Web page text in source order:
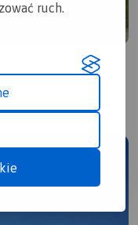
ruch.